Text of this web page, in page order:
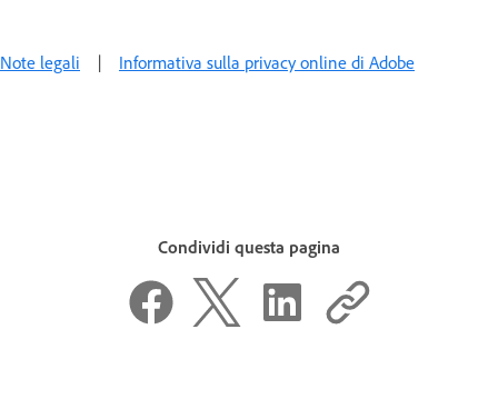
Note legali | Informativa sulla privacy online di Adobe
Condividi questa pagina